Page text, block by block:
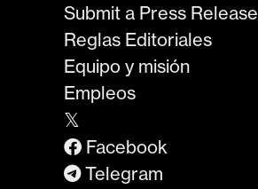
Submit a Press Release
Reglas Editoriales
Equipo y misión
Empleos
𝕏
Facebook
Telegram